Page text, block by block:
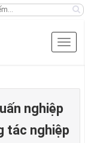
nghiệp
tác nghiệp